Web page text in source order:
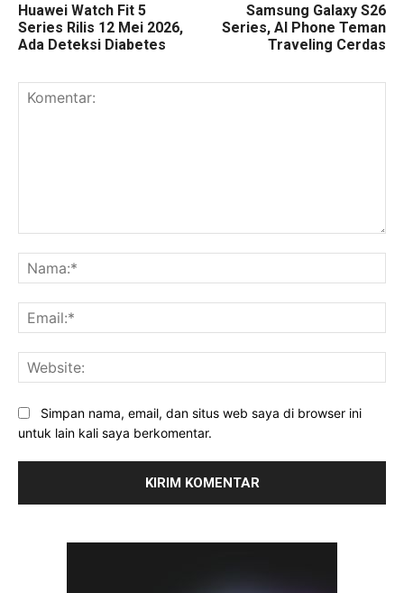
Huawei Watch Fit 5
Series Rilis 12 Mei 2026,
Ada Deteksi Diabetes
Samsung Galaxy S26
Series, AI Phone Teman
Traveling Cerdas
Simpan nama, email, dan situs web saya di browser ini
untuk lain kali saya berkomentar.